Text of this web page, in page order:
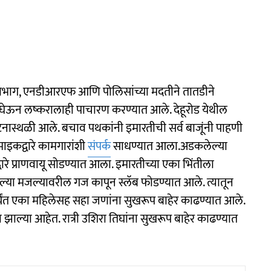
एनडीआरएफ आणि पोलिसांच्या मदतीने तातडीने
लष्करालाही पाचारण करण्यात आले. देहूरोड येथील
आले. बचाव पथकांनी इमारतीची सर्व बाजूंनी पाहणी
कामगारांशीसंपर्कसाधण्यात आला.अडकलेल्या
प्राणवायू सोडण्यात आला. इमारतीच्या एका भिंतीला
मजल्यावरील गज कापून स्लॅब फोडण्यात आले. त्यातून
एका महिलेसह सहा जणांना सुखरूप बाहेर काढण्यात आले.
आहेत. रात्री उशिरा तिघांना सुखरूप बाहेर काढण्यात